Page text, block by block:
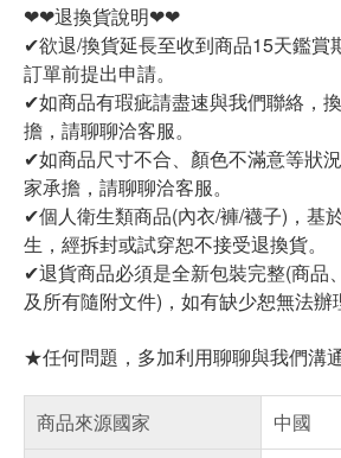
❤❤退換貨說明❤❤
✔欲退/換貨延長至收到商品15天鑑賞
訂單前提出申請。
✔如商品有瑕疵請盡速與我們聯絡，
擔，請聊聊洽客服。
✔如商品尺寸不合、顏色不滿意等狀
家承擔，請聊聊洽客服。
✔個人衛生類商品(內衣/褲/襪子)，基
生，經拆封或試穿恕不接受退換貨。
✔退貨商品必須是全新包裝完整(商品
及所有隨附文件)，如有缺少恕無法辦
★任何問題，多加利用聊聊與我們溝
商品來源國家
中國